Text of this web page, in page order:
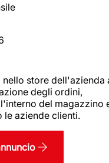
nello store dell'azienda
degli ordini,
del magazzino
le aziende clienti.